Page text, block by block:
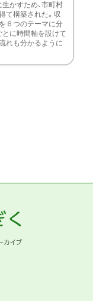
かすため、市町村
て構築された。収
６つのテーマに分
とに時間軸を設けて
れも分かるように